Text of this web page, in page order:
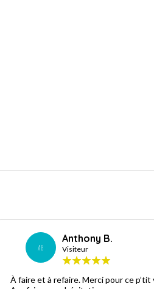
AB
Anthony B.
Visiteur
À faire et à refaire. Merci pour ce